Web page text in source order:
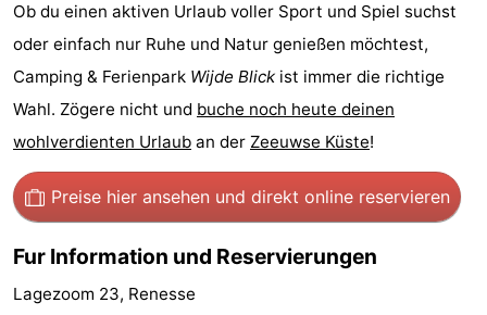
Den
-
Rockanje
Zeeland
Schouwen-
Renesse
-
Ob du einen aktiven Urlaub voller Sport und Spiel suchst
oder einfach nur Ruhe und Natur genießen möchtest,
Camping & Ferienpark Wijde Blick ist immer die richtige
Wahl. Zögere nicht und buche noch heute deinen
wohlverdienten Urlaub an der Zeeuwse Küste!
Preise hier ansehen und direkt online reservieren
Fur Information und Reservierungen
Lagezoom 23, Renesse